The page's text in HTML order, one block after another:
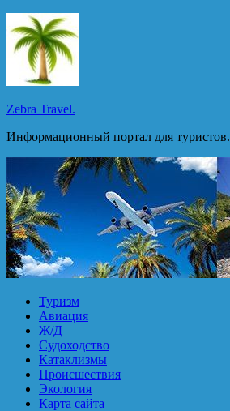
Перейти
к
содержимому
Zebra Travel.
Информационный портал для туристов.
Туризм
Авиация
Ж/Д
Судоходство
Катаклизмы
Происшествия
Экология
Карта сайта